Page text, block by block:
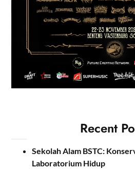
Recent
Sekolah Alam BSTC:
Laboratorium Hidup